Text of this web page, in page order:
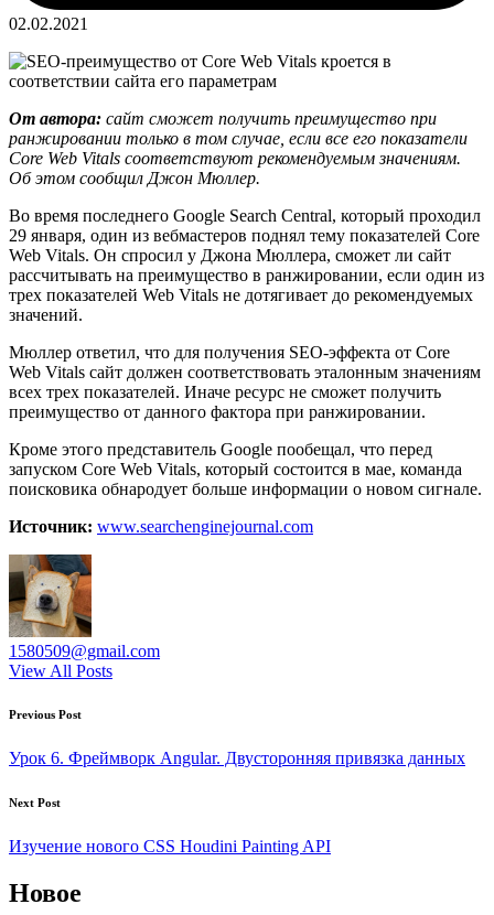
02.02.2021
От автора: сайт сможет получить преимущество при
ранжировании только в том случае, если все его показатели
Core Web Vitals соответствуют рекомендуемым значениям.
Об этом сообщил Джон Мюллер.
Во время последнего Google Search Central, который проходил
29 января, один из вебмастеров поднял тему показателей Core
Web Vitals. Он спросил у Джона Мюллера, сможет ли сайт
рассчитывать на преимущество в ранжировании, если один из
трех показателей Web Vitals не дотягивает до рекомендуемых
значений.
Мюллер ответил, что для получения SEO-эффекта от Core
Web Vitals сайт должен соответствовать эталонным значениям
всех трех показателей. Иначе ресурс не сможет получить
преимущество от данного фактора при ранжировании.
Кроме этого представитель Google пообещал, что перед
запуском Core Web Vitals, который состоится в мае, команда
поисковика обнародует больше информации о новом сигнале.
Источник: www.searchenginejournal.com
1580509@gmail.com
View All Posts
Post
navigation
Previous Post
Урок 6. Фреймворк Angular. Двусторонняя привязка данных
Next Post
Изучение нового CSS Houdini Painting API
Новое